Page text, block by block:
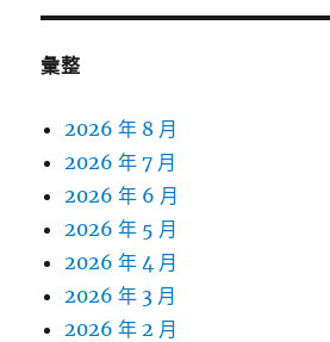
彙整
2026 年 8 月
2026 年 7 月
2026 年 6 月
2026 年 5 月
2026 年 4 月
2026 年 3 月
2026 年 2 月